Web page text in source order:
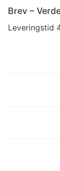
Brev –
Leveringstid